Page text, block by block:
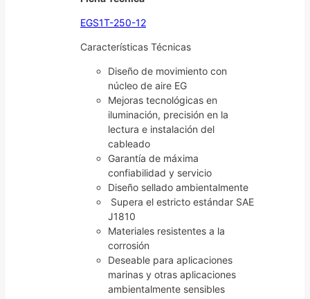
EGS1T-250-12
Características Técnicas
Diseño de movimiento con
núcleo de aire EG
Mejoras tecnológicas en
iluminación, precisión en la
lectura e instalación del
cableado
Garantía de máxima
confiabilidad y servicio
Diseño sellado ambientalmente
Supera el estricto estándar SAE
J1810
Materiales resistentes a la
corrosión
Deseable para aplicaciones
marinas y otras aplicaciones
ambientalmente sensibles